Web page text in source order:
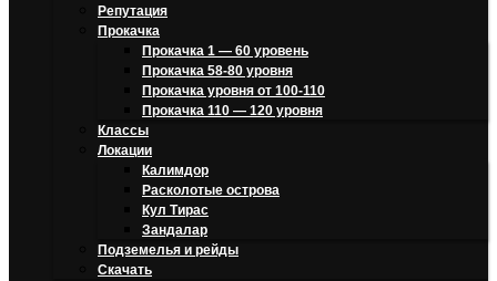
Репутация
Прокачка
Прокачка 1 — 60 уровень
Прокачка 58-80 уровня
Прокачка уровня от 100-110
Прокачка 110 — 120 уровня
Классы
Локации
Калимдор
Расколотые острова
Кул Тирас
Зандалар
Подземелья и рейды
Скачать